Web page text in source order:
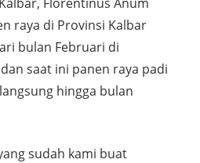
raya di Provinsi Kalbar
bulan Februari di
saat ini panen raya padi
hingga bulan
sudah kami buat